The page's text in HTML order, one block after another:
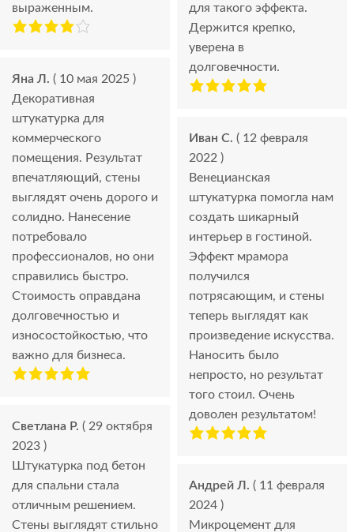
выраженным.
Яна Л. ( 10 мая 2025 )
Декоративная
штукатурка для
коммерческого
помещения. Результат
впечатляющий, стены
выглядят очень дорого и
солидно. Нанесение
потребовало
профессионалов, но они
справились быстро.
Стоимость оправдана
долговечностью и
износостойкостью, что
важно для бизнеса.
Светлана Р. ( 29 октября
2023 )
Штукатурка под бетон
для спальни стала
отличным решением.
Стены выглядят стильно
для такого эффекта.
Держится крепко,
уверена в
долговечности.
Иван С. ( 12 февраля
2022 )
Венецианская
штукатурка помогла нам
создать шикарный
интерьер в гостиной.
Эффект мрамора
получился
потрясающим, и стены
теперь выглядят как
произведение искусства.
Наносить было
непросто, но результат
того стоил. Очень
доволен результатом!
Андрей Л. ( 11 февраля
2024 )
Микроцемент для